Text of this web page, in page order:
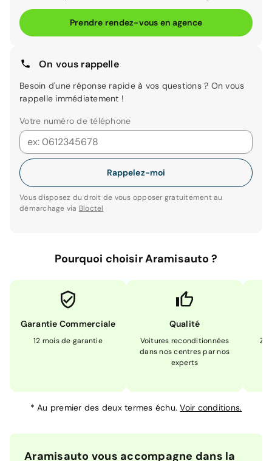
Prendre rendez-vous en agence
On vous rappelle
Besoin d'une réponse rapide à vos questions ? On vous
rappelle immédiatement !
Votre numéro de téléphone
Rappelez-moi
Vous disposez du droit de vous opposer gratuitement au
démarchage via Bloctel
Pourquoi choisir Aramisauto ?
Garantie Commerciale
12 mois de garantie
Qualité
Voitures reconditionnées
dans nos centres par nos
experts
*Au premier des deux termes échu.Voir conditions.
Aramisauto vous accompagne dans la